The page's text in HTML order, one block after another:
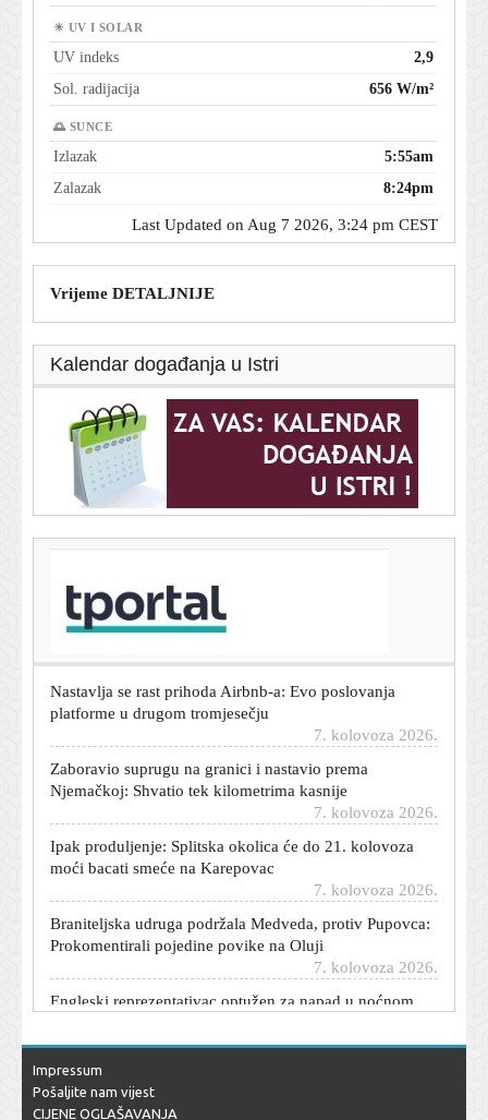
☀ UV I SOLAR
UV indeks
2,9
Sol. radijacija
656 W/m²
🌅 SUNCE
Izlazak
5:55am
Zalazak
8:24pm
Last Updated on Aug 7 2026, 3:24 pm CEST
Vrijeme DETALJNIJE
Kalendar događanja u Istri
Zara ima suknju koja spašava svaki ljetni stajling, a stoji
manje od 40 eura
platforme u drugom tromjesečju
Zaboravio suprugu na granici i nastavio prema
Njemačkoj: Shvatio tek kilometrima kasnije
7. kolovoza 2026.
Ipak produljenje: Splitska okolica će do 21. kolovoza
moći bacati smeće na Karepovac
Braniteljska udruga podržala Medveda, protiv Pupovca:
Prokomentirali pojedine povike na Oluji
7. kolovoza 2026.
Engleski reprezentativac optužen za napad u noćnom
klubu. Morat će na sud
nedjelje'
Impressum
Pošaljite nam vijest
CIJENE OGLAŠAVANJA